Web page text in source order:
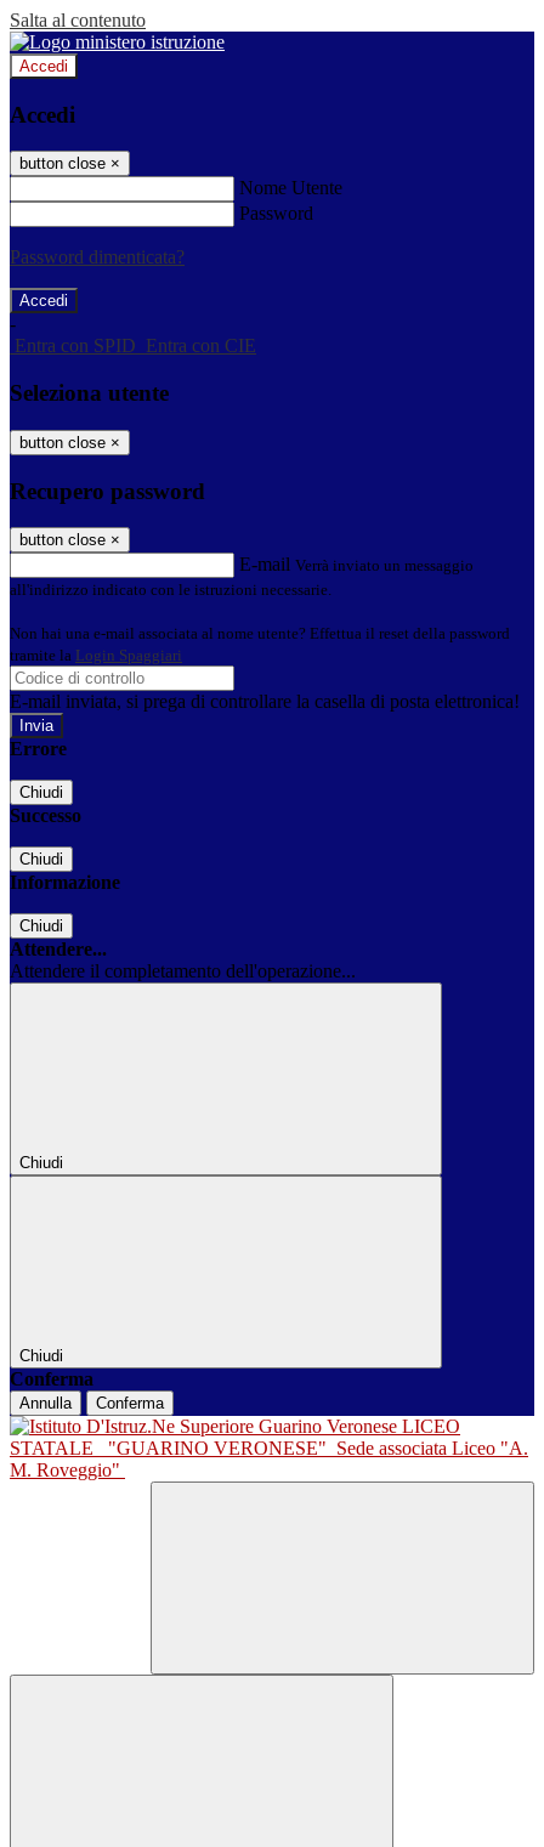
Salta al contenuto
Accedi
Accedi
button close ×
Nome Utente
Password
Password dimenticata?
-
Entra con SPID Entra con CIE
Seleziona utente
button close ×
Recupero password
button close ×
E-mail Verrà inviato un messaggio
all'indirizzo indicato con le istruzioni necessarie.
Non hai una e-mail associata al nome utente? Effettua il reset della password
tramite la Login Spaggiari
E-mail inviata, si prega di controllare la casella di posta elettronica!
Errore
Chiudi
Successo
Chiudi
Informazione
Chiudi
Attendere...
Attendere il completamento dell'operazione...
Chiudi
Chiudi
Conferma
Annulla Conferma
LICEO
STATALE
"GUARINO VERONESE" Sede associata Liceo "A.
M. Roveggio"